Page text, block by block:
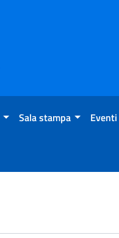
Sala stampa Eventi